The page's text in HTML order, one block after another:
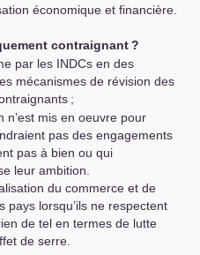
économique et financière.
contraignant?
par les INDCs en des
mécanismes de révision des
;
n’est mis en oeuvre pour
pas des engagements
pas à bien ou qui
leur ambition.
du commerce et de
pays lorsqu’ils ne respectent
de tel en termes de lutte
de serre.